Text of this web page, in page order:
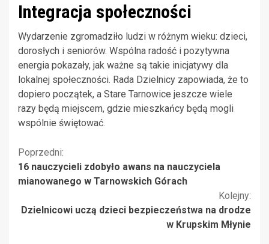
Integracja społeczności
Wydarzenie zgromadziło ludzi w różnym wieku: dzieci,
dorosłych i seniorów. Wspólna radość i pozytywna
energia pokazały, jak ważne są takie inicjatywy dla
lokalnej społeczności. Rada Dzielnicy zapowiada, że to
dopiero początek, a Stare Tarnowice jeszcze wiele
razy będą miejscem, gdzie mieszkańcy będą mogli
wspólnie świętować.
Kontynuuj
czytanie
Poprzedni:
16 nauczycieli zdobyło awans na nauczyciela
mianowanego w Tarnowskich Górach
Kolejny:
Dzielnicowi uczą dzieci bezpieczeństwa na drodze
w Krupskim Młynie